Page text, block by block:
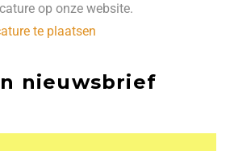
op onze website.
te plaatsen
nieuwsbrief